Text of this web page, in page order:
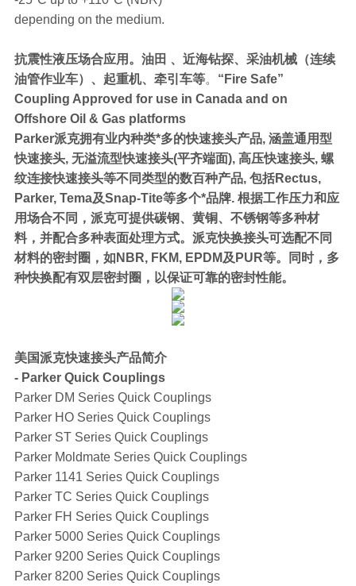
depending on the medium.
抗震性液压场合应用。油田 、近海钻探、采油机械（连续
油管作业车）、起重机、牵引车等。 “Fire Safe”
Coupling Approved for use in Canada and on
Offshore Oil & Gas platforms
Parker派克拥有业内种类*多的快速接头产品, 涵盖通用型
快速接头, 无溢流型快速接头(平齐端面), 高压快速接头, 螺
纹连接快速接头等不同类型的数百种产品, 包括Rectus,
Parker, Tema及Snap-Tite等多个*品牌. 根据工作压力和应
用场合不同，派克可提供碳钢、黄铜、不锈钢等多种材
料，并配合多种表面处理方式。派克快换接头可选配不同
材料的密封圈，如NBR, FKM, EPDM及PUR等。同时，多
种快换配有双层密封圈，以保证可靠的密封性能。
美国派克快速接头产品简介
- Parker Quick Couplings
Parker DM Series Quick Couplings
Parker HO Series Quick Couplings
Parker ST Series Quick Couplings
Parker Moldmate Series Quick Couplings
Parker 1141 Series Quick Couplings
Parker TC Series Quick Couplings
Parker FH Series Quick Couplings
Parker 5000 Series Quick Couplings
Parker 9200 Series Quick Couplings
Parker 8200 Series Quick Couplings